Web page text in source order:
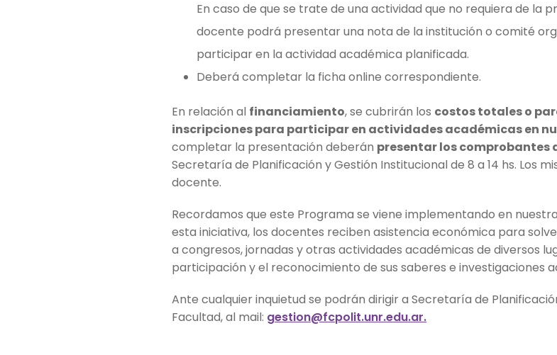
En caso de que se trate de una actividad que no requiera de la
docente podrá presentar una nota de la institución o comité
participar en la actividad académica planificada.
Deberá completar la ficha online correspondiente.
En relación al financiamiento, se cubrirán los costos totales o
inscripciones para participar en actividades académicas en
completar la presentación deberán presentar los comprobantes
Secretaría de Planificación y Gestión Institucional de 8 a 14 hs. Los
docente.
Recordamos que este Programa se viene implementando en
esta iniciativa, los docentes reciben asistencia económica para
a congresos, jornadas y otras actividades académicas de diversos
participación y el reconocimiento de sus saberes e investigaciones
Ante cualquier inquietud se podrán dirigir a Secretaría de
Facultad, al mail: gestion@fcpolit.unr.edu.ar.